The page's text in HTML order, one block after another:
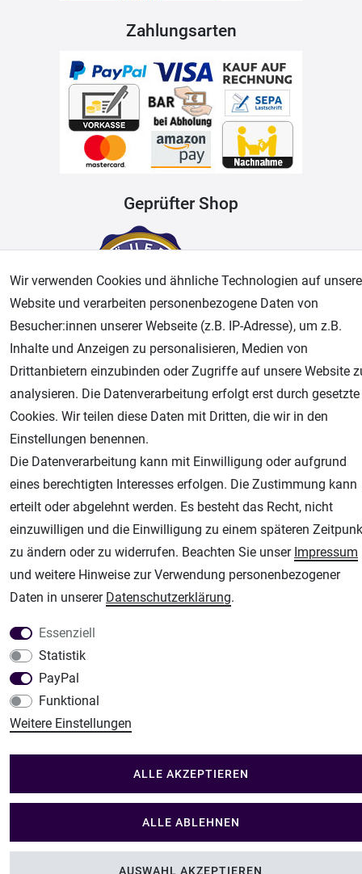
Zahlungsarten
Geprüfter Shop
Airbrush-City
Fachhandel für: Airbrushpistolen, Kompressoren, Airbrushfarben
Modellbau-City
Modellbau Shop
Plotter-City
Schneideplotter, Transferpressen, Siebdruck und Plotterfolien
Im Shop Kaufen
Wir verwenden Cookies und ähnliche Technologien auf
Website und verarbeiten personenbezogene Daten von
Besucher:innen unserer Webseite (z.B. IP-Adresse), um z.B.
Inhalte und Anzeigen zu personalisieren, Medien von
Drittanbietern einzubinden oder Zugriffe auf unsere Website
analysieren. Die Datenverarbeitung erfolgt erst durch gesetzte
Cookies. Wir teilen diese Daten mit Dritten, die wir in den
Einstellungen benennen.
Die Datenverarbeitung kann mit Einwilligung oder aufgrund
eines berechtigten Interesses erfolgen. Die Zustimmung kann
erteilt oder abgelehnt werden. Es besteht das Recht, nicht
einzuwilligen und die Einwilligung zu einem späteren
zu ändern oder zu widerrufen. Beachten Sie unser Impressum
und weitere Hinweise zur Verwendung personenbezogener
Daten in unserer Daten­schutz­erklärung.
Essenziell
Statistik
PayPal
Funktional
Weitere Einstellungen
ALLE AKZEPTIEREN
ALLE ABLEHNEN
AUSWAHL AKZEPTIEREN